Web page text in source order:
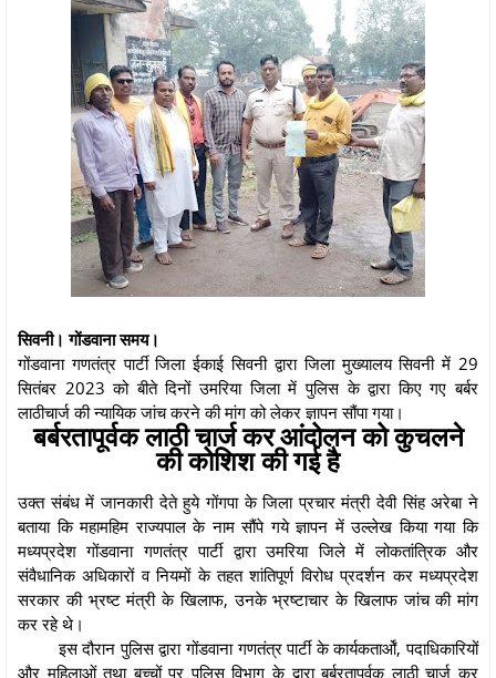
सिवनी। गोंडवाना समय।
गोंडवाना गणतंत्र पार्टी जिला ईकाई सिवनी द्वारा जिला मुख्यालय सिवनी में 29
सितंबर 2023 को बीते दिनों उमरिया जिला में पुलिस के द्वारा किए गए बर्बर
लाठीचार्ज की न्यायिक जांच करने की मांग को लेकर ज्ञापन सौंपा गया।
बर्बरतापूर्वक लाठी चार्ज कर आंदोलन को कुचलने
की कोशिश की गई है
उक्त संबंध में जानकारी देते हुये गोंगपा के जिला प्रचार मंत्री देवी सिंह अरेबा ने
बताया कि महामहिम राज्यपाल के नाम सौंपे गये ज्ञापन में उल्लेख किया गया कि
मध्यप्रदेश गोंडवाना गणतंत्र पार्टी द्वारा उमरिया जिले में लोकतांत्रिक और
संवैधानिक अधिकारों व नियमों के तहत शांतिपूर्ण विरोध प्रदर्शन कर मध्यप्रदेश
सरकार की भ्रष्ट मंत्री के खिलाफ, उनके भ्रष्टाचार के खिलाफ जांच की मांग
कर रहे थे।
इस दौरान पुलिस द्वारा गोंडवाना गणतंत्र पार्टी के कार्यकतार्ओं, पदाधिकारियों
और महिलाओं तथा बच्चों पर पुलिस विभाग के द्वारा बर्बरतापूर्वक लाठी चार्ज कर